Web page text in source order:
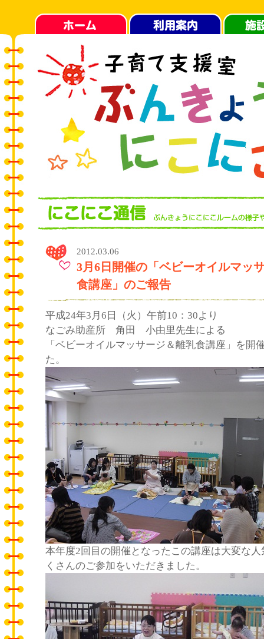
2012.03.06
3月6日開催の「ベビーオイルマッ
食講座」のご報告
平成24年3月6日（火）午前10：30より
なごみ助産所 角田 小由里先生による
「ベビーオイルマッサージ＆離乳食講座」を開
た。
本年度2回目の開催となったこの講座は大変な
くさんのご参加をいただきました。